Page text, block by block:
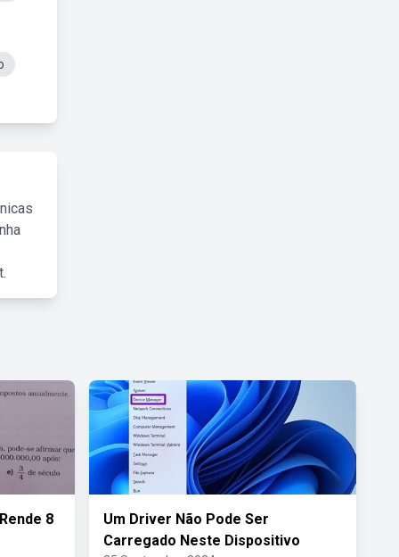
8
Um Driver Não Pode Ser
Carregado Neste Dispositivo